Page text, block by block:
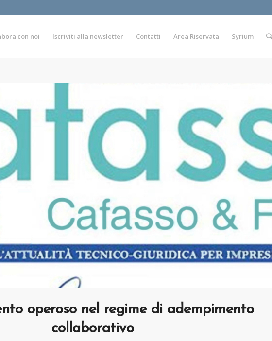
con noi Iscriviti alla newsletter Contatti Area Riservata Syrium
operoso nel regime di adempimento
collaborativo